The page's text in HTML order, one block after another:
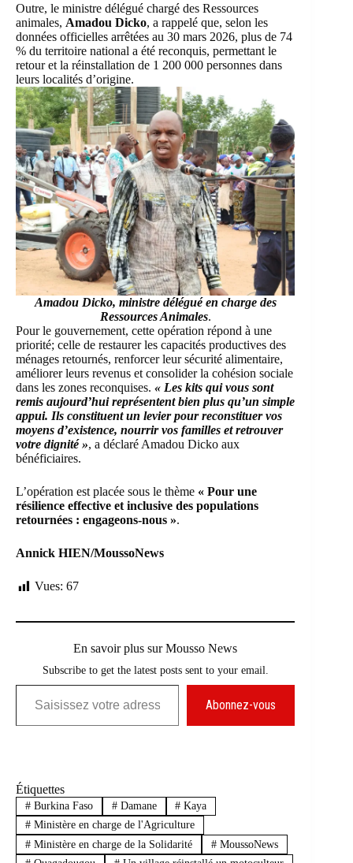
Outre, le ministre délégué chargé des Ressources
animales, Amadou Dicko, a rappelé que, selon les
données officielles arrêtées au 30 mars 2026, plus de 74
% du territoire national a été reconquis, permettant le
retour et la réinstallation de 1 200 000 personnes dans
leurs localités d’origine.
Amadou Dicko, ministre délégué en charge des
Ressources Animales.
Pour le gouvernement, cette opération répond à une
priorité; celle de restaurer les capacités productives des
ménages retournés, renforcer leur sécurité alimentaire,
améliorer leurs revenus et consolider la cohésion sociale
dans les zones reconquises. « Les kits qui vous sont
remis aujourd’hui représentent bien plus qu’un simple
appui. Ils constituent un levier pour reconstituer vos
moyens d’existence, nourrir vos familles et retrouver
votre dignité », a déclaré Amadou Dicko aux
bénéficiaires.
L’opération est placée sous le thème « Pour une
résilience effective et inclusive des populations
retournées : engageons-nous ».
Annick HIEN/MoussoNews
Vues: 67
En savoir plus sur Mousso News
Subscribe to get the latest posts sent to your email.
Saisissez votre adresse e-mail…
Abonnez-vous
Étiquettes
#Burkina Faso #Damane # Kaya
#Ministère en charge de l'Agriculture
#Ministère en charge de la Solidarité #MoussoNews